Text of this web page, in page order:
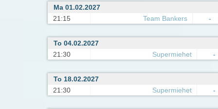
Ma 01.02.2027
21:15
Team Bankers -
To 04.02.2027
21:30
Supermiehet -
To 18.02.2027
21:30
Supermiehet -